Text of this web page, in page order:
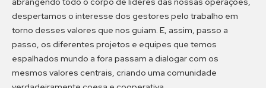
despertamos o interesse dos gestores pelo trabalho em
torno desses valores que nos guiam. E, assim, passo a
passo, os diferentes projetos e equipes que temos
espalhados mundo a fora passam a dialogar com os
mesmos valores centrais, criando uma comunidade